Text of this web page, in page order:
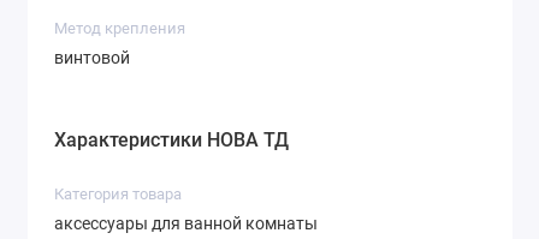
Метод крепления
винтовой
Характеристики НОВА ТД
Категория товара
аксессуары для ванной комнаты